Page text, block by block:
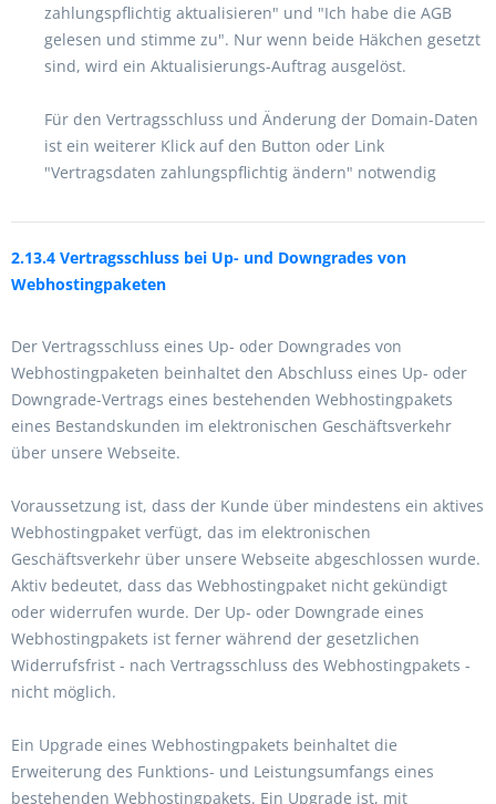
zahlungspflichtig aktualisieren" und "Ich habe die AGB
gelesen und stimme zu". Nur wenn beide Häkchen gesetzt
sind, wird ein Aktualisierungs-Auftrag ausgelöst.
Für den Vertragsschluss und Änderung der Domain-Daten
ist ein weiterer Klick auf den Button oder Link
"Vertragsdaten zahlungspflichtig ändern" notwendig
2.13.4 Vertragsschluss bei Up- und Downgrades von
Webhostingpaketen
Der Vertragsschluss eines Up- oder Downgrades von
Webhostingpaketen beinhaltet den Abschluss eines Up- oder
Downgrade-Vertrags eines bestehenden Webhostingpakets
eines Bestandskunden im elektronischen Geschäftsverkehr
über unsere Webseite.
Voraussetzung ist, dass der Kunde über mindestens ein aktives
Webhostingpaket verfügt, das im elektronischen
Geschäftsverkehr über unsere Webseite abgeschlossen wurde.
Aktiv bedeutet, dass das Webhostingpaket nicht gekündigt
oder widerrufen wurde. Der Up- oder Downgrade eines
Webhostingpakets ist ferner während der gesetzlichen
Widerrufsfrist - nach Vertragsschluss des Webhostingpakets -
nicht möglich.
Ein Upgrade eines Webhostingpakets beinhaltet die
Erweiterung des Funktions- und Leistungsumfangs eines
bestehenden Webhostingpakets. Ein Upgrade ist, mit